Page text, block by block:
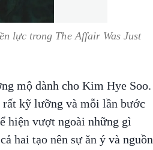
lực trong The Affair Was Just
mộ dành cho Kim Hye Soo.
kỹ lưỡng và mỗi lần bước
hiện vượt ngoài những gì
hai tạo nên sự ăn ý và nguồn